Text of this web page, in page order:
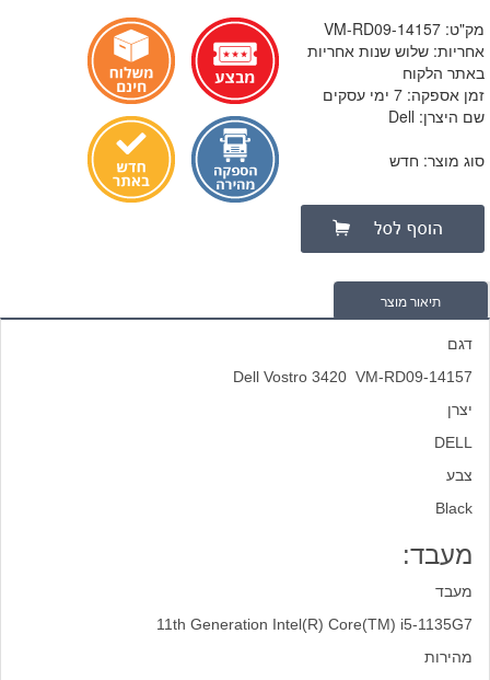
מק"ט: VM-RD09-14157
אחריות: שלוש שנות אחריות
באתר הלקוח
זמן אספקה: 7 ימי עסקים
שם היצרן: Dell
סוג מוצר: חדש
תיאור מוצר
דגם
Dell Vostro 3420 VM-RD09-14157
יצרן
DELL
צבע
Black
מעבד:
מעבד
11th Generation Intel(R) Core(TM) i5-1135G7
מהירות